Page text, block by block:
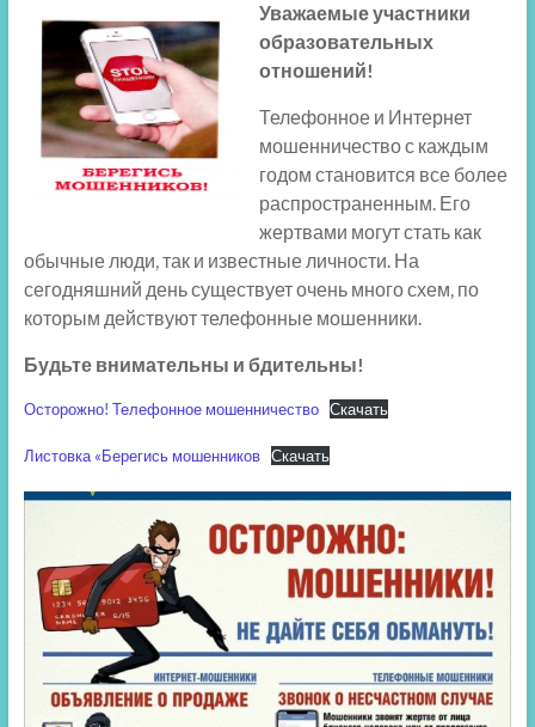
Уважаемые участники
образовательных
отношений!
Телефонное и Интернет
мошенничество с каждым
годом становится все более
распространенным. Его
жертвами могут стать как
обычные люди, так и известные личности. На
сегодняшний день существует очень много схем, по
которым действуют телефонные мошенники.
Будьте внимательны и бдительны!
Осторожно! Телефонное мошенничество Скачать
Листовка «Берегись мошенников Скачать